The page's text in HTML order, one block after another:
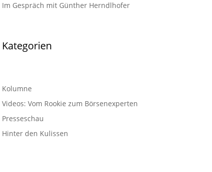
Im Gespräch mit Günther Herndlhofer
Kategorien
Kolumne
Videos: Vom Rookie zum Börsenexperten
Presseschau
Hinter den Kulissen